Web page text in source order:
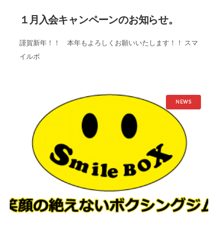
１月入会キャンペーンのお知らせ。
謹賀新年！！ 本年もよろしくお願いいたします！！ スマ
イルボ
NEWS